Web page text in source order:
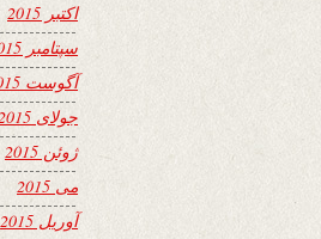
اکتبر 2015
سپتامبر 2015
آگوست 2015
جولای 2015
ژوئن 2015
می 2015
آوریل 2015